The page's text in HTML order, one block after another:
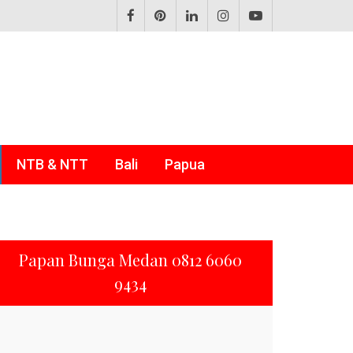
NTB & NTT Bali Papua
Papan Bunga Medan 0812 6060
9434